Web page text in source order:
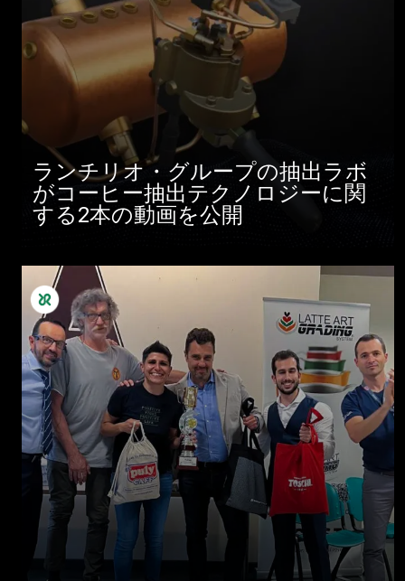
ランチリオ・グループの抽出ラボ
がコーヒー抽出テクノロジーに関
する2本の動画を公開